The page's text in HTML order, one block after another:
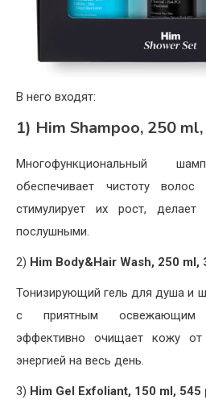
В него входят:
1) Him Shampoo, 250
Многофункциональный
обеспечивает чистоту
стимулирует их рост,
послушными.
2) Him Body&Hair Wash, 250 ml,
Тонизирующий гель для душа и
с приятным освежающим
эффективно очищает кожу от
энергией на весь день.
3) Him Gel Exfoliant, 150 ml, 545